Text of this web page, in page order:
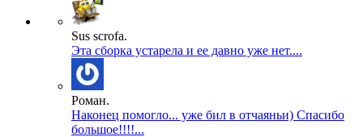
Sus scrofa.
Эта сборка устарела и ее давно уже нет....
Роман.
Наконец помогло... уже бил в отчаяньи) Спасибо
большое!!!!...